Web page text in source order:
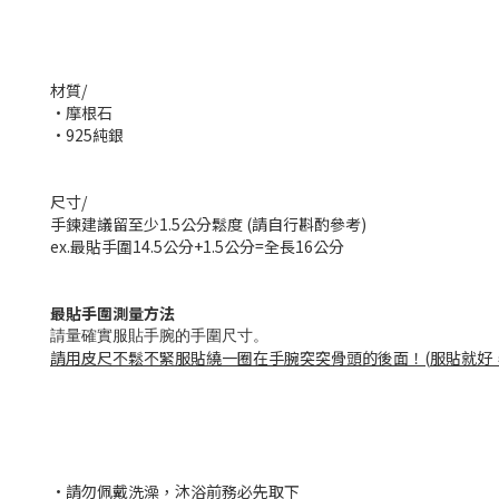
材質/
•摩根石
•925純銀
尺寸/
手鍊建議留至少1.5公分鬆度 (請自行斟酌參考)
ex.最貼手圍14.5公分+1.5公分=全長16公分
最貼手圍測量方法
請量確實服貼手腕的手圍尺寸。
請用皮尺不鬆不緊服貼繞一圈在手腕突突骨頭的後面！ (服貼就好
•請勿佩戴洗澡，沐浴前務必先取下